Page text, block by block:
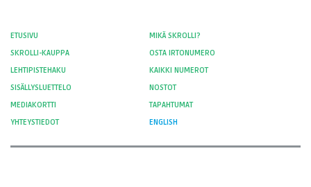
ETUSIVU
MIKÄ SKROLLI?
SKROLLI-KAUPPA
OSTA IRTONUMERO
LEHTIPISTEHAKU
KAIKKI NUMEROT
SISÄLLYSLUETTELO
NOSTOT
MEDIAKORTTI
TAPAHTUMAT
YHTEYSTIEDOT
ENGLISH